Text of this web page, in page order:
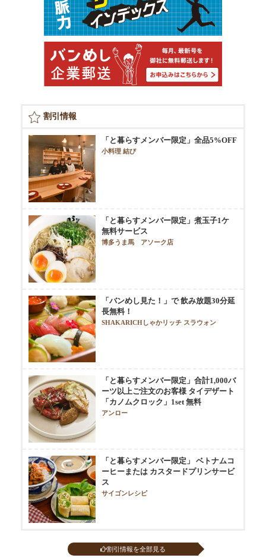
割引情報
「と暮らすメンバー限定」全品5%OFF
小料理 結び
「と暮らすメンバー限定」煮玉子1ケ
無料サービス
博多うま馬 アソーク店
「バンめし見た！」で 飲み放題30分延
長無料！
SHAKARICHしゃかリッチ スラウォン
「と暮らすメンバー限定」合計1,000バ
ーツ以上ご注文のお客様 タイデザート
「カノムクロック」1set 無料
アンロー
「と暮らすメンバー限定」 ベトナムコ
ーヒーまたは カスタードプリンサービ
ス
サイゴンレシピ
割引情報を全部見る